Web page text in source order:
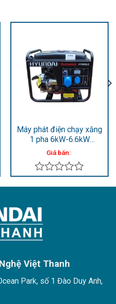
Máy phát điện chạy xăng
1 pha 6kW-6.6kW
HY9000LE
0
5
sao
Giá bán:
Việt Thanh
Park, số 1 Đào Duy Anh,